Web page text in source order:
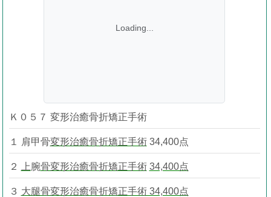
Loading...
Ｋ０５７ 変形治癒骨折矯正手術
１ 肩甲骨変形治癒骨折矯正手術34,400点
２ 上 腕骨変形治癒骨折矯正手術 34,400点
３ 大腿骨変形治癒骨折矯正手術 34,400点